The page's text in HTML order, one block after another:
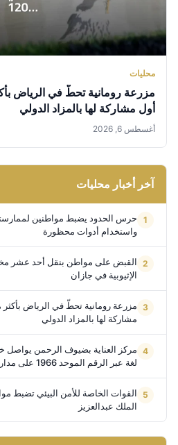
محليات
أول مشاركة لها بالمزاد الدولي
أغسطس 6, 2026
آخر أخبار محليات
حرس الحدود يضبط مواطنين
واستخدام أدوات محظورة
القبض على مواطن بنقل أحد عشر
الإثيوبية في جازان
مشاركة لها بالمزاد الدولي
لغة عبر الرقم الموحد 1966 على مدار الساعة
القوات الخاصة للأمن البيئي تضبط
الملك عبدالعزيز